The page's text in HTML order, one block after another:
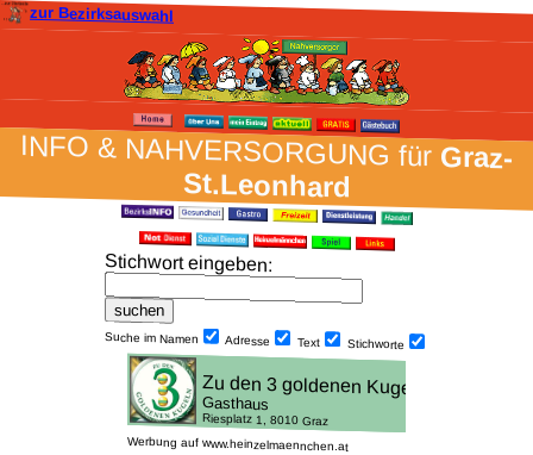
zur Bezirksauswahl
INFO & NAH­VER­SORG­UNG fürGraz-
St.Leonhard
Stich­wort ein­geben:
Suche im Namen Adresse Text Stich­worte
Werbung auf www.heinzelmaennchen.at